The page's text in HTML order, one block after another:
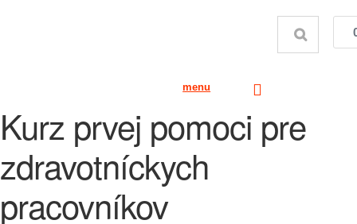
menu
Kurz prvej pomoci pre
zdravotníckych
pracovníkov